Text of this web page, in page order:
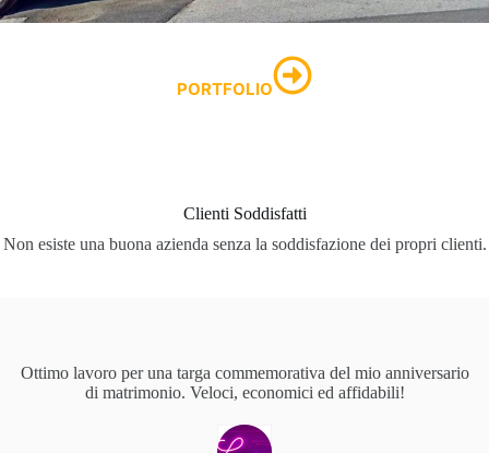
PORTFOLIO
Clienti Soddisfatti
Non esiste una buona azienda senza la soddisfazione dei propri clienti.
Ottimo lavoro per una targa commemorativa del mio anniversario
di matrimonio. Veloci, economici ed affidabili!